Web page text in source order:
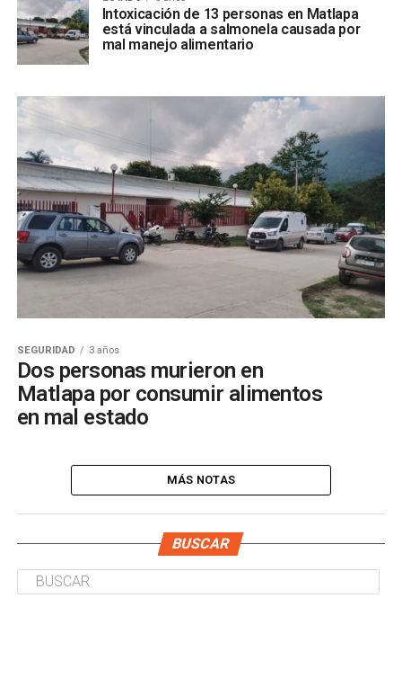
Intoxicación de 13 personas en Matlapa
está vinculada a salmonela causada por
mal manejo alimentario
SEGURIDAD 3 años
Dos personas murieron en
Matlapa por consumir alimentos
en mal estado
MÁS NOTAS
BUSCAR